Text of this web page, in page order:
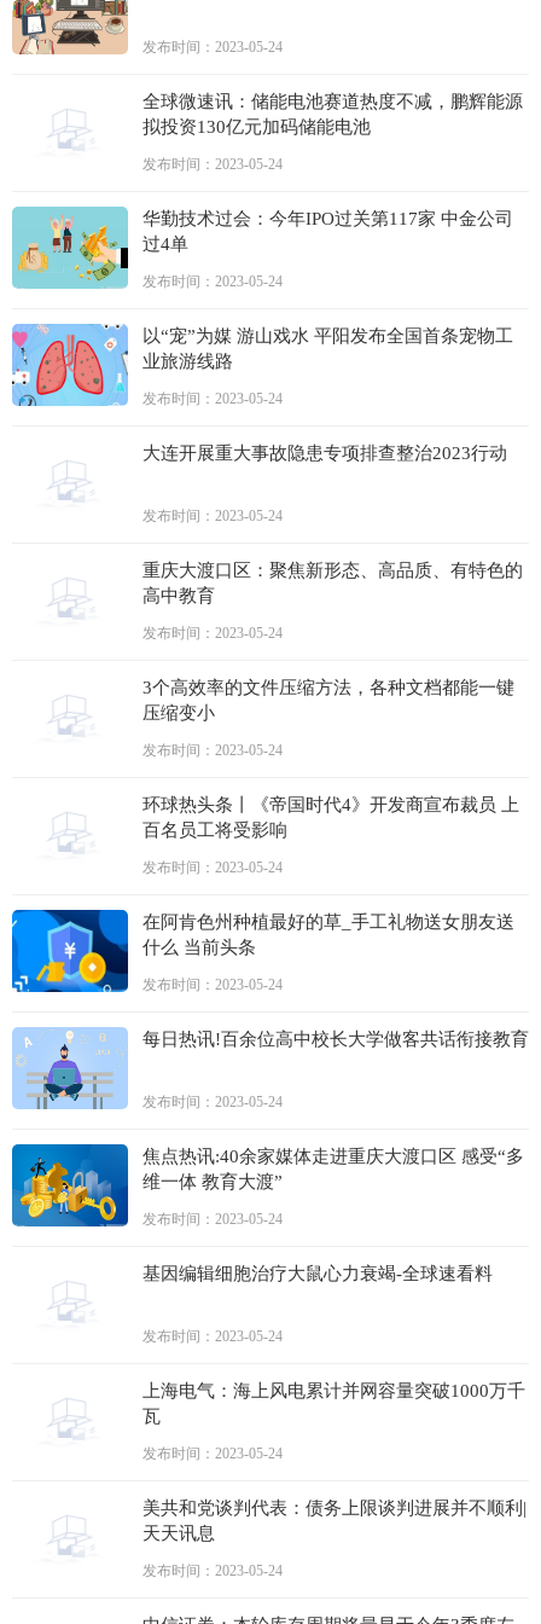
发布时间：2023-05-24
全球微速讯：储能电池赛道热度不减，鹏辉能源
拟投资130亿元加码储能电池
发布时间：2023-05-24
华勤技术过会：今年IPO过关第117家 中金公司
过4单
发布时间：2023-05-24
以“宠”为媒 游山戏水 平阳发布全国首条宠物工
业旅游线路
发布时间：2023-05-24
大连开展重大事故隐患专项排查整治2023行动
发布时间：2023-05-24
重庆大渡口区：聚焦新形态、高品质、有特色的
高中教育
发布时间：2023-05-24
3个高效率的文件压缩方法，各种文档都能一键
压缩变小
发布时间：2023-05-24
环球热头条丨《帝国时代4》开发商宣布裁员 上
百名员工将受影响
发布时间：2023-05-24
在阿肯色州种植最好的草_手工礼物送女朋友送
什么 当前头条
发布时间：2023-05-24
每日热讯!百余位高中校长大学做客共话衔接教育
发布时间：2023-05-24
焦点热讯:40余家媒体走进重庆大渡口区 感受“多
维一体 教育大渡”
发布时间：2023-05-24
基因编辑细胞治疗大鼠心力衰竭-全球速看料
发布时间：2023-05-24
上海电气：海上风电累计并网容量突破1000万千
瓦
发布时间：2023-05-24
美共和党谈判代表：债务上限谈判进展并不顺利|
天天讯息
发布时间：2023-05-24